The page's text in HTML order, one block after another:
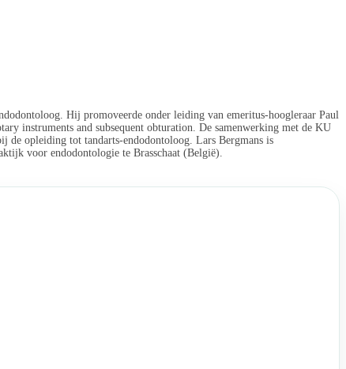
Hij promoveerde onder leiding van emeritus-hoogleraar Paul
instruments and subsequent obturation. De samenwerking met de KU
de opleiding tot tandarts-endodontoloog. Lars Bergmans is
voor endodontologie te Brasschaat (België).